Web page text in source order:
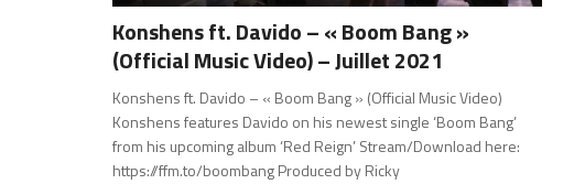
Konshens ft. Davido – « Boom Bang »
(Official Music Video) – Juillet 2021
Konshens ft. Davido – « Boom Bang » (Official Music Video)
Konshens features Davido on his newest single ‘Boom Bang’
from his upcoming album ‘Red Reign’ Stream/Download here:
https://ffm.to/boombang Produced by Ricky